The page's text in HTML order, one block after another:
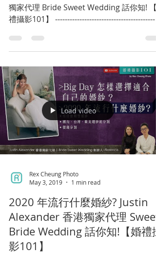
獨家代理 Bride Sweet Wedding 話你知! 【
禮攝影101】 ----------------------------------------- •
Load video
Rex Cheung Photo
May 3, 2019
1 min read
2020 年流行什麼婚紗? Justin
Alexander 香港獨家代理 Sweet
Bride Wedding 話你知!【婚禮攝
影101】